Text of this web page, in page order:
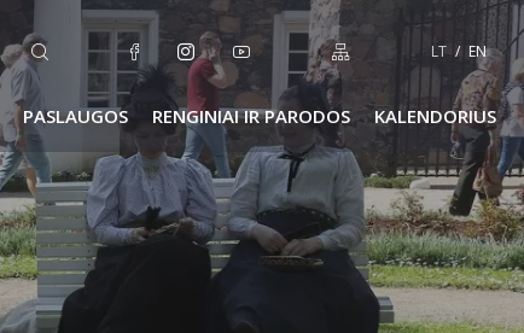
LT EN
PASLAUGOS RENGINIAI IR PARODOS KALENDORIUS